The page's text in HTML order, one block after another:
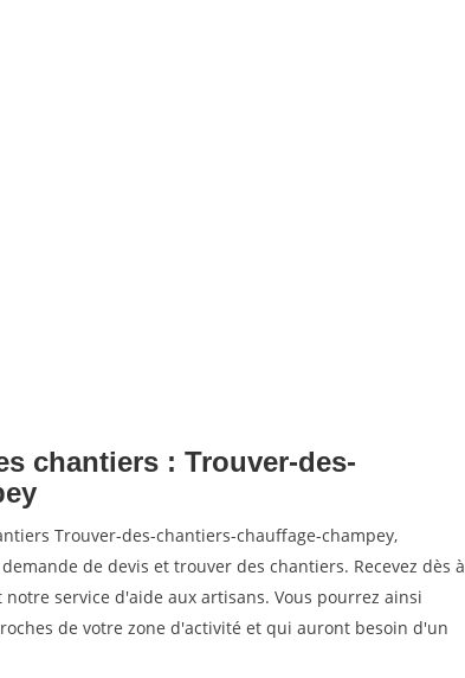
chantiers : Trouver-des-
Trouver-des-chantiers-chauffage-champey,
de devis et trouver des chantiers. Recevez dès à
service d'aide aux artisans. Vous pourrez ainsi
de votre zone d'activité et qui auront besoin d'un